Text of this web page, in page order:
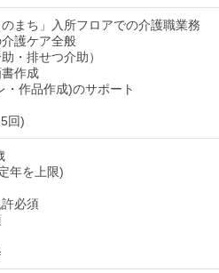
まち」入所フロアでの介護職業務
介護ケア全般
・排せつ介助）
書作成
・作品作成)のサポート
回)
年を上限)
許必須